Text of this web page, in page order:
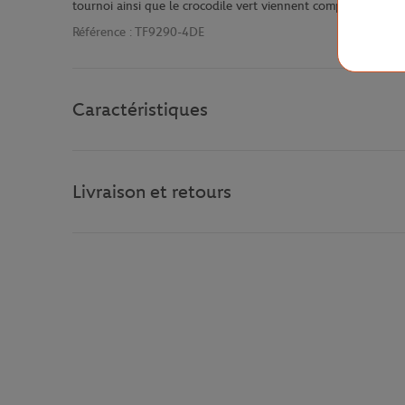
tournoi ainsi que le crocodile vert viennent compléter ce
Référence : TF9290-4DE
Caractéristiques
Livraison et retours